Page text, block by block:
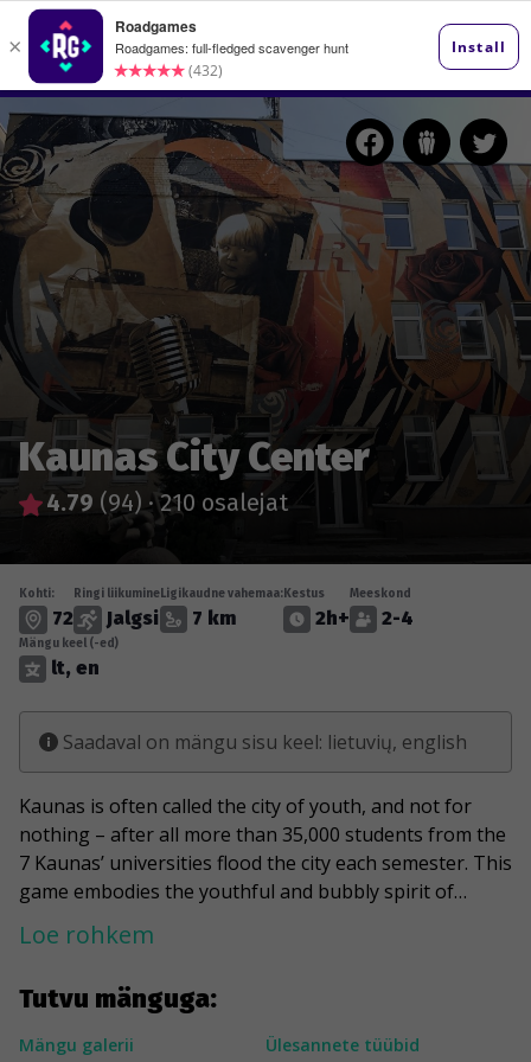
Kaunas City Center
4.79 (94) ·210 osalejat
Tutvu mänguga:
Mängu galerii
Ülesannete tüübid
Kohti:
72
Ringi liikumine
Jalgsi
Ligikaudne vahemaa:
7 km
Kestus
2h+
Meeskond
2-4
Mängu keel (-ed)
lt, en
Saadaval on mängu sisu keel: lietuvių, english
Kaunas is often called the city of youth, and not for
nothing – after all more than 35,000 students from the
7 Kaunas’ universities flood the city each semester. This
game embodies the youthful and bubbly spirit of
Lithuania’s second largest city. You’ll get the chance to
take a stroll through the Old Town and marvel at the
structures. The city centre is packed with beautiful
statues, monuments, as well as truly breathtaking art
Loe rohkem